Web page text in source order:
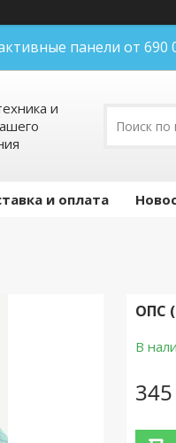
панели от 690
и
и оплата
ОПС
В